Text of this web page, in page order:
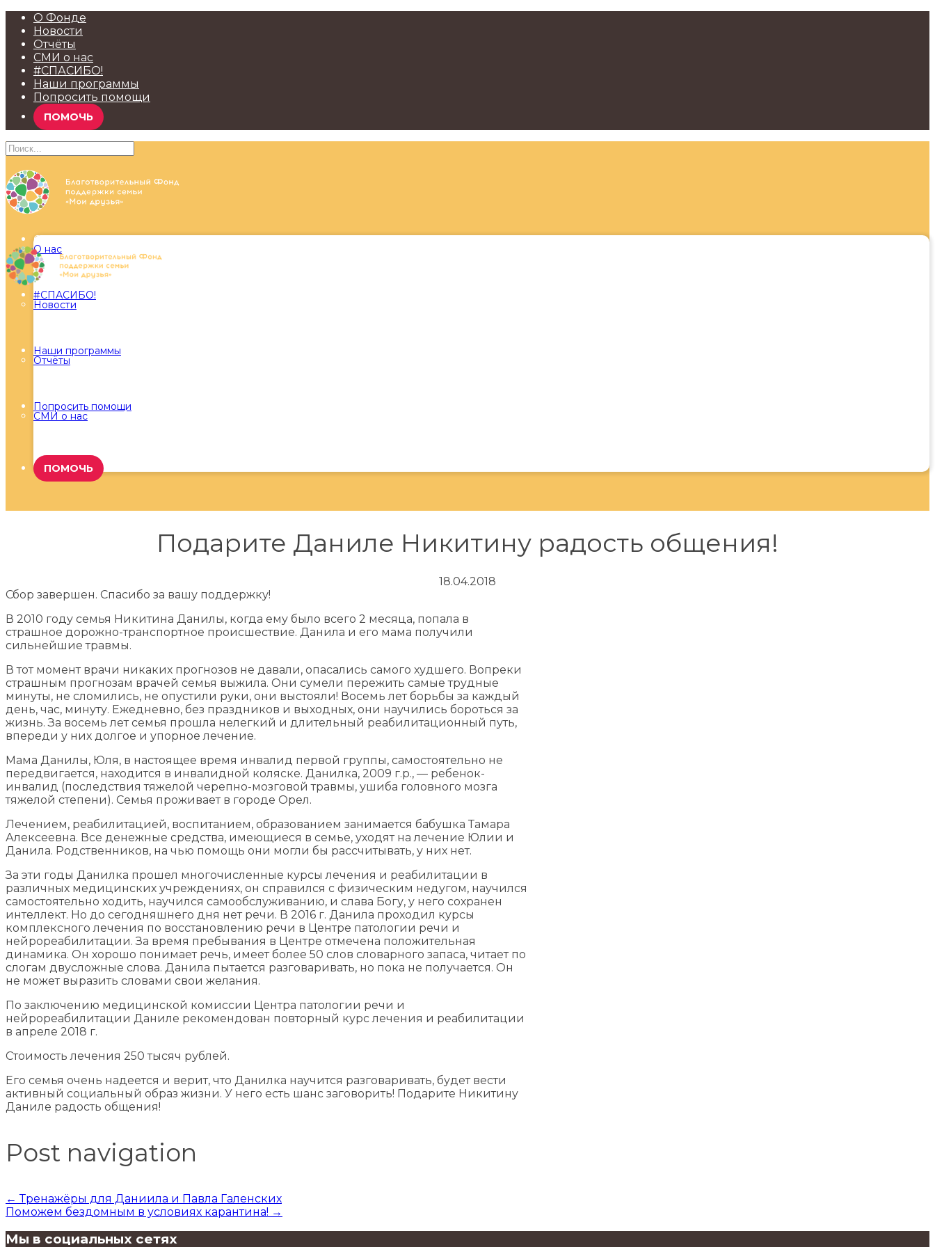
О Фонде
Новости
Отчёты
СМИ о нас
#СПАСИБО!
Наши программы
Попросить помощи
ПОМОЧЬ
О Фонде
О нас
Новости
Отчёты
СМИ о нас
#СПАСИБО!
Наши программы
Попросить помощи
ПОМОЧЬ
Подарите Даниле Никитину радость общения!
18.04.2018
Сбор завершен. Спасибо за вашу поддержку!
В 2010 году семья Никитина Данилы, когда ему было всего 2 месяца, попала в
страшное дорожно-транспортное происшествие. Данила и его мама получили
сильнейшие травмы.
В тот момент врачи никаких прогнозов не давали, опасались самого худшего. Вопреки
страшным прогнозам врачей семья выжила. Они сумели пережить самые трудные
минуты, не сломились, не опустили руки, они выстояли! Восемь лет борьбы за каждый
день, час, минуту. Ежедневно, без праздников и выходных, они научились бороться за
жизнь. За восемь лет семья прошла нелегкий и длительный реабилитационный путь,
впереди у них долгое и упорное лечение.
Мама Данилы, Юля, в настоящее время инвалид первой группы, самостоятельно не
передвигается, находится в инвалидной коляске. Данилка, 2009 г.р., — ребенок-
инвалид (последствия тяжелой черепно-мозговой травмы, ушиба головного мозга
тяжелой степени). Семья проживает в городе Орел.
Лечением, реабилитацией, воспитанием, образованием занимается бабушка Тамара
Алексеевна. Все денежные средства, имеющиеся в семье, уходят на лечение Юлии и
Данила. Родственников, на чью помощь они могли бы рассчитывать, у них нет.
За эти годы Данилка прошел многочисленные курсы лечения и реабилитации в
различных медицинских учреждениях, он справился с физическим недугом, научился
самостоятельно ходить, научился самообслуживанию, и слава Богу, у него сохранен
интеллект. Но до сегодняшнего дня нет речи. В 2016 г. Данила проходил курсы
комплексного лечения по восстановлению речи в Центре патологии речи и
нейрореабилитации. За время пребывания в Центре отмечена положительная
динамика. Он хорошо понимает речь, имеет более 50 слов словарного запаса, читает по
слогам двусложные слова. Данила пытается разговаривать, но пока не получается. Он
не может выразить словами свои желания.
По заключению медицинской комиссии Центра патологии речи и
нейрореабилитации Даниле рекомендован повторный курс лечения и реабилитации
в апреле 2018 г.
Стоимость лечения 250 тысяч рублей.
Его семья очень надеется и верит, что Данилка научится разговаривать, будет вести
активный социальный образ жизни. У него есть шанс заговорить! Подарите Никитину
Даниле радость общения!
Post navigation
← Тренажёры для Даниила и Павла Галенских
Поможем бездомным в условиях карантина! →
Мы в социальных сетях